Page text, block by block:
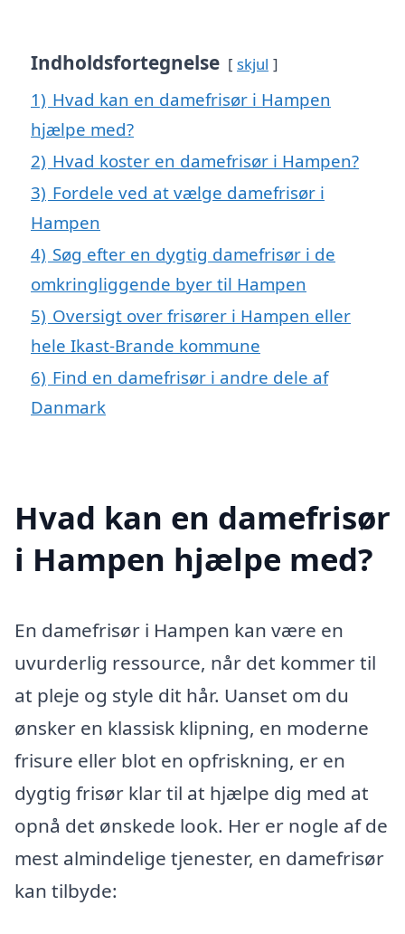
Indholdsfortegnelse skjul
1) Hvad kan en damefrisør i Hampen
hjælpe med?
2) Hvad koster en damefrisør i Hampen?
3) Fordele ved at vælge damefrisør i
Hampen
4) Søg efter en dygtig damefrisør i de
omkringliggende byer til Hampen
5) Oversigt over frisører i Hampen eller
hele Ikast-Brande kommune
6) Find en damefrisør i andre dele af
Danmark
Hvad kan en damefrisør
i Hampen hjælpe med?
En damefrisør i Hampen kan være en
uvurderlig ressource, når det kommer til
at pleje og style dit hår. Uanset om du
ønsker en klassisk klipning, en moderne
frisure eller blot en opfriskning, er en
dygtig frisør klar til at hjælpe dig med at
opnå det ønskede look. Her er nogle af de
mest almindelige tjenester, en damefrisør
kan tilbyde: